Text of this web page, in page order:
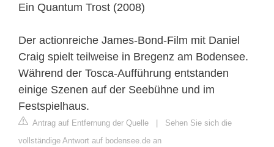
Ein Quantum Trost (2008)
Der actionreiche James-Bond-Film mit Daniel
Craig spielt teilweise in Bregenz am Bodensee.
Während der Tosca-Aufführung entstanden
einige Szenen auf der Seebühne und im
Festspielhaus.
Antrag auf Entfernung der Quelle | Sehen Sie sich die
vollständige Antwort auf bodensee.de an